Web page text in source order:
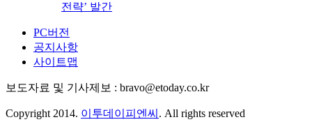
전략’ 발간
PC버전
공지사항
사이트맵
보도자료 및 기사제보 : bravo@etoday.co.kr
Copyright 2014. 이투데이피엔씨 . All rights reserved